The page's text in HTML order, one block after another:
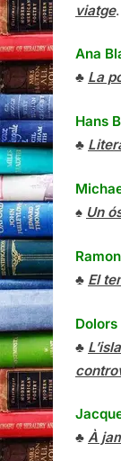
viatge.
Ana
♣ La
Hans
♣
♠ Un
♣ El
♣
♣ À